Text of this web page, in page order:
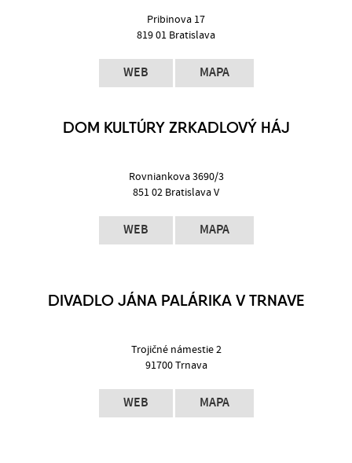
Pribinova 17
819 01 Bratislava
WEB MAPA
DOM KULTÚRY ZRKADLOVÝ HÁJ
Rovniankova 3690/3
851 02 Bratislava V
WEB MAPA
DIVADLO JÁNA PALÁRIKA V TRNAVE
Trojičné námestie 2
91700 Trnava
WEB MAPA